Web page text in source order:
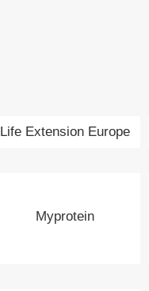
Life Extension Europe
Myprotein